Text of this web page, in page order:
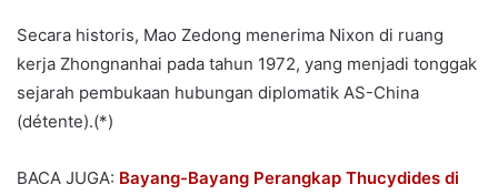
Secara historis, Mao Zedong menerima Nixon di ruang
kerja Zhongnanhai pada tahun 1972, yang menjadi tonggak
sejarah pembukaan hubungan diplomatik AS-China
(détente).(*)
BACA JUGA: Bayang-Bayang Perangkap Thucydides di